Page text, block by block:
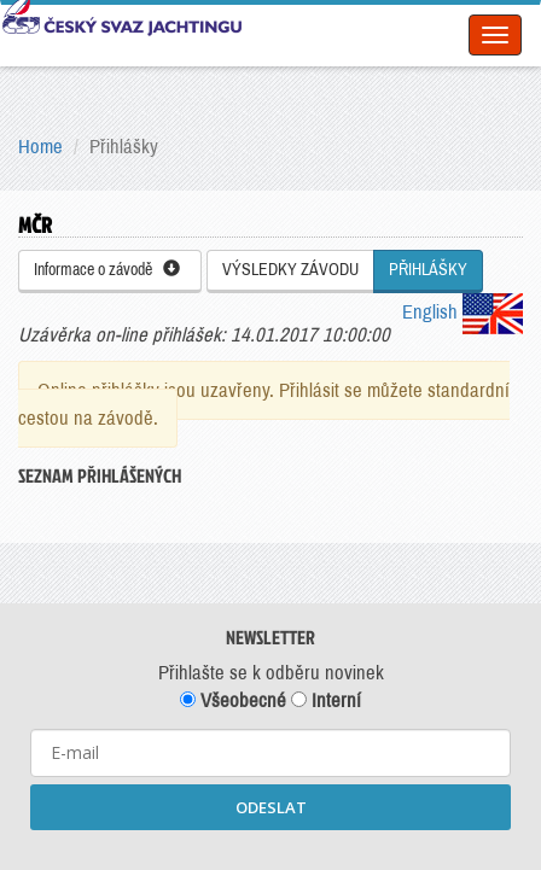
Home Přihlášky
MČR
Informace o závodě VÝSLEDKY ZÁVODU PŘIHLÁŠKY
English
Uzávěrka on-line přihlášek: 14.01.2017 10:00:00
Online přihlášky jsou uzavřeny. Přihlásit se můžete standardní
cestou na závodě.
SEZNAM PŘIHLÁŠENÝCH
NEWSLETTER
Přihlašte se k odběru novinek
Všeobecné
Interní
ODESLAT